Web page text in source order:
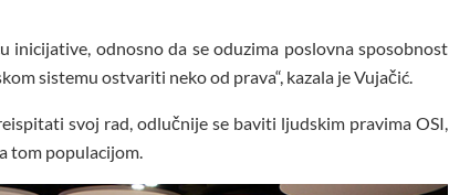
inicijative, odnosno da se oduzima poslovna sposobnost
sistemu ostvariti neko od prava“, kazala je Vujačić.
svoj rad, odlučnije se baviti ljudskim pravima OSI,
tom populacijom.